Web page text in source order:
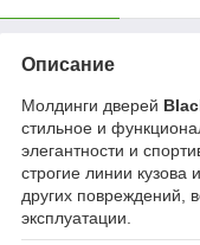
Описание
Молдинги дверей
стильное и
элегантности и
строгие линии
других повреждений,
эксплуатации.